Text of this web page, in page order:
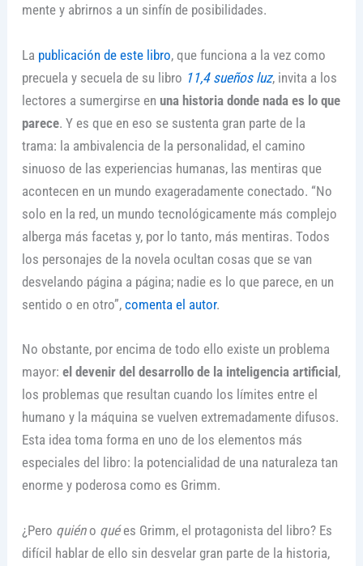
mente y abrirnos a un sinfín de posibilidades.
La publicación de este libro, que funciona a la vez como
precuela y secuela de su libro 11,4 sueños luz, invita a los
lectores a sumergirse en una historia donde nada es lo que
parece. Y es que en eso se sustenta gran parte de la
trama: la ambivalencia de la personalidad, el camino
sinuoso de las experiencias humanas, las mentiras que
acontecen en un mundo exageradamente conectado. “No
solo en la red, un mundo tecnológicamente más complejo
alberga más facetas y, por lo tanto, más mentiras. Todos
los personajes de la novela ocultan cosas que se van
desvelando página a página; nadie es lo que parece, en un
sentido o en otro”, comenta el autor.
No obstante, por encima de todo ello existe un problema
mayor: el devenir del desarrollo de la inteligencia artificial ,
los problemas que resultan cuando los límites entre el
humano y la máquina se vuelven extremadamente difusos.
Esta idea toma forma en uno de los elementos más
especiales del libro: la potencialidad de una naturaleza tan
enorme y poderosa como es Grimm.
¿Pero quiéno quées Grimm, el protagonista del libro? Es
difícil hablar de ello sin desvelar gran parte de la historia,